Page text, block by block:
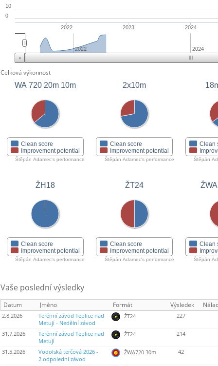
2022 2023 2024
0
10
2022 2024
Celková výkonnost
WA 720 20m 10m
Clean score
Improvement potential
Štěpán Adamec's performance
2x10m
Clean score
Improvement potential
Štěpán Adamec's performance
Clean
Štěpán
ŽH18
Clean score
Improvement potential
Štěpán Adamec's performance
ŽT24
Clean score
Improvement potential
Štěpán Adamec's performance
Clean
Štěpán
Vaše poslední výsledky
Datum Jméno Formát Výsledek
2.8.2026
Terénní závod Teplice nad
Metují - Nedělní závod
ŽT24 227
31.7.2026
Terénní závod Teplice nad
Metují
ŽT24 214
31.5.2026
Vodolská terčová 2026 -
2.odpolední závod
ŽWA720 30m 42